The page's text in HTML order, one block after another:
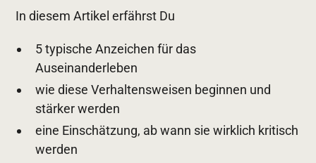
In diesem Artikel erfährst Du
5 typische Anzeichen für das
Auseinanderleben
wie diese Verhaltensweisen beginnen und
stärker werden
eine Einschätzung, ab wann sie wirklich kritisch
werden